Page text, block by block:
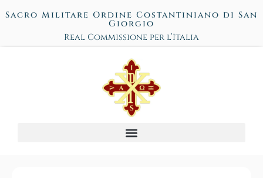
Sacro Militare Ordine Costantiniano di San
Giorgio
Real Commissione per l’Italia